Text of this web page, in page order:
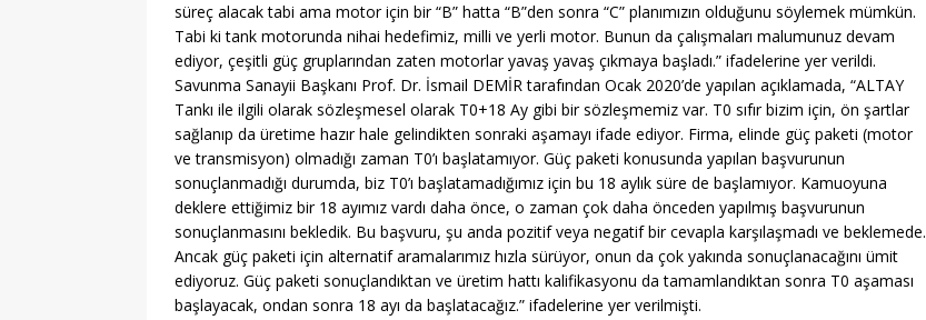
[ 06/08/2026 ]
ASELSAN İlk Yarıda 88,5 Milyar Lira Hasılat Elde Etti
MANŞET
[ 06/08/2026 ] MEB Öğrenci Yerleştirme Kılavuzu Güncellemeleri ve Detaylar
EĞITIM
Ankara’da Mevsimlik Tarım Çalışanlarına Sağlık ve Kültür Desteği Programı
MANŞET
[ 06/08/2026 ]
YKS Tercih Sonuçlarının Açıklanma Tarihi Ne Zaman?
EĞITIM
[ 06/08/2026 ] Kızılay Metro İstasyonu Yakında Geçici Yaya Düzenlemesi Olarak
Güncelleniyor
MANŞET
[ 06/08/2026 ] 2026-ALES/2 Sınavı Ne Zaman ve Saat Kaçta Gerçekleştirilecek?
EĞITIM
süreç alacak tabi ama motor için bir “B” hatta “B”den sonra “C” planımızın olduğunu söylemek mümkün.
Tabi ki tank motorunda nihai hedefimiz, milli ve yerli motor. Bunun da çalışmaları malumunuz devam
ediyor, çeşitli güç gruplarından zaten motorlar yavaş yavaş çıkmaya başladı.” ifadelerine yer verildi.
Savunma Sanayii Başkanı Prof. Dr. İsmail DEMİR tarafından Ocak 2020’de yapılan açıklamada, “ALTAY
Tankı ile ilgili olarak sözleşmesel olarak T0+18 Ay gibi bir sözleşmemiz var. T0 sıfır bizim için, ön şartlar
sağlanıp da üretime hazır hale gelindikten sonraki aşamayı ifade ediyor. Firma, elinde güç paketi (motor
ve transmisyon) olmadığı zaman T0’ı başlatamıyor. Güç paketi konusunda yapılan başvurunun
sonuçlanmadığı durumda, biz T0’ı başlatamadığımız için bu 18 aylık süre de başlamıyor. Kamuoyuna
deklere ettiğimiz bir 18 ayımız vardı daha önce, o zaman çok daha önceden yapılmış başvurunun
sonuçlanmasını bekledik. Bu başvuru, şu anda pozitif veya negatif bir cevapla karşılaşmadı ve beklemede.
Ancak güç paketi için alternatif aramalarımız hızla sürüyor, onun da çok yakında sonuçlanacağını ümit
ediyoruz. Güç paketi sonuçlandıktan ve üretim hattı kalifikasyonu da tamamlandıktan sonra T0 aşaması
başlayacak, ondan sonra 18 ayı da başlatacağız.” ifadelerine yer verilmişti.